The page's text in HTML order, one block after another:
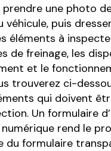
prendre une photo
véhicule, puis
éléments à
de freinage, les
et le
trouverez ci-
qui doivent
Un formulaire
rend le
du formulaire